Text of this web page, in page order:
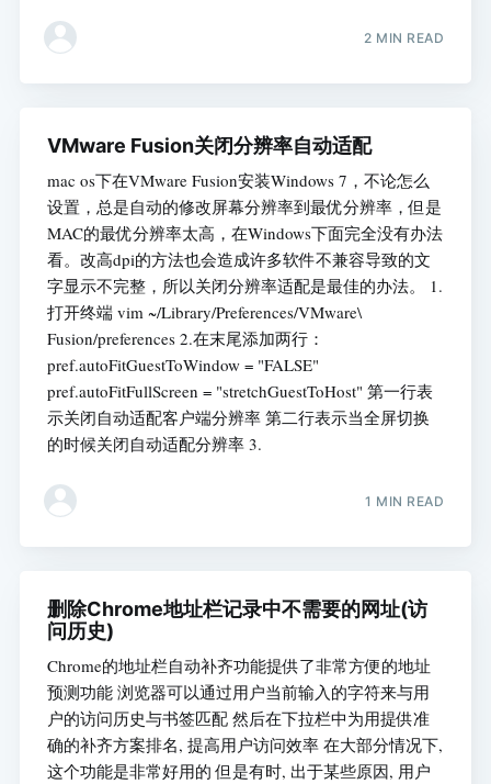
2 MIN READ
VMware Fusion关闭分辨率自动适配
mac os下在VMware Fusion安装Windows 7，不论怎么
设置，总是自动的修改屏幕分辨率到最优分辨率，但是
MAC的最优分辨率太高，在Windows下面完全没有办法
看。改高dpi的方法也会造成许多软件不兼容导致的文
字显示不完整，所以关闭分辨率适配是最佳的办法。 1.
打开终端 vim ~/Library/Preferences/VMware\
Fusion/preferences 2.在末尾添加两行：
pref.autoFitGuestToWindow = "FALSE"
pref.autoFitFullScreen = "stretchGuestToHost" 第一行表
示关闭自动适配客户端分辨率 第二行表示当全屏切换
的时候关闭自动适配分辨率 3.
1 MIN READ
删除Chrome地址栏记录中不需要的网址(访
问历史)
Chrome的地址栏自动补齐功能提供了非常方便的地址
预测功能 浏览器可以通过用户当前输入的字符来与用
户的访问历史与书签匹配 然后在下拉栏中为用提供准
确的补齐方案排名, 提高用户访问效率 在大部分情况下,
这个功能是非常好用的 但是有时, 出于某些原因, 用户